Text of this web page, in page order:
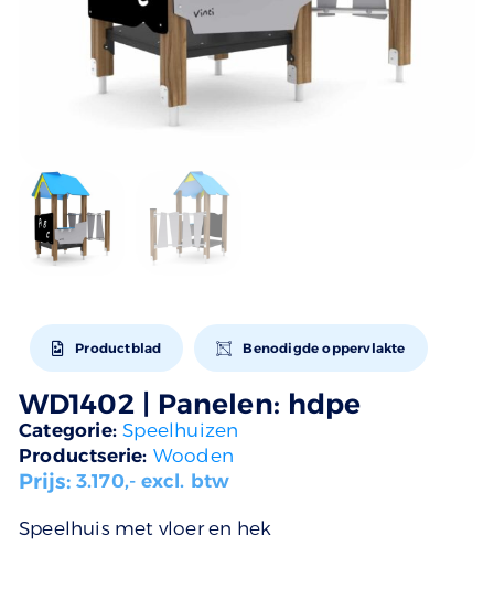
Productblad Benodigde oppervlakte
WD1402 | Panelen: hdpe
Categorie:Speelhuizen
Productserie: Wooden
Prijs:3.170,- excl. btw
Speelhuis met vloer en hek